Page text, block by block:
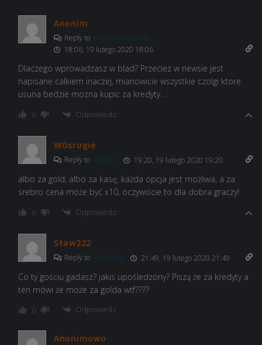
Anonim
Reply to NieKrzyczNaMnie
18:06, 19 lutego 2020 18:06
Dlaczego wprowadzasz w blad? Przeciez w newsie jest
napisane calkiem inaczej, mianowicie wszystkie czolgi ktore
usuna bedzie mozna kupic za kredyty…
0 Odpowiedz
WGsrugie
Reply to Anonim 19:20, 19 lutego 2020 19:20
albo za gold, albo za kasę, każda opcja jest możliwa, a za
srebro cena może być x10, oczywiście to dla dobra graczy!
0 Odpowiedz
Staw222
Reply to WGsrugie 21:49, 19 lutego 2020 21:49
Co ty gościu gadasz? jakis upośledzony? Piszą że za kredyty a
ten mówi że może za golda wtf????
0 Odpowiedz
Anonimowo